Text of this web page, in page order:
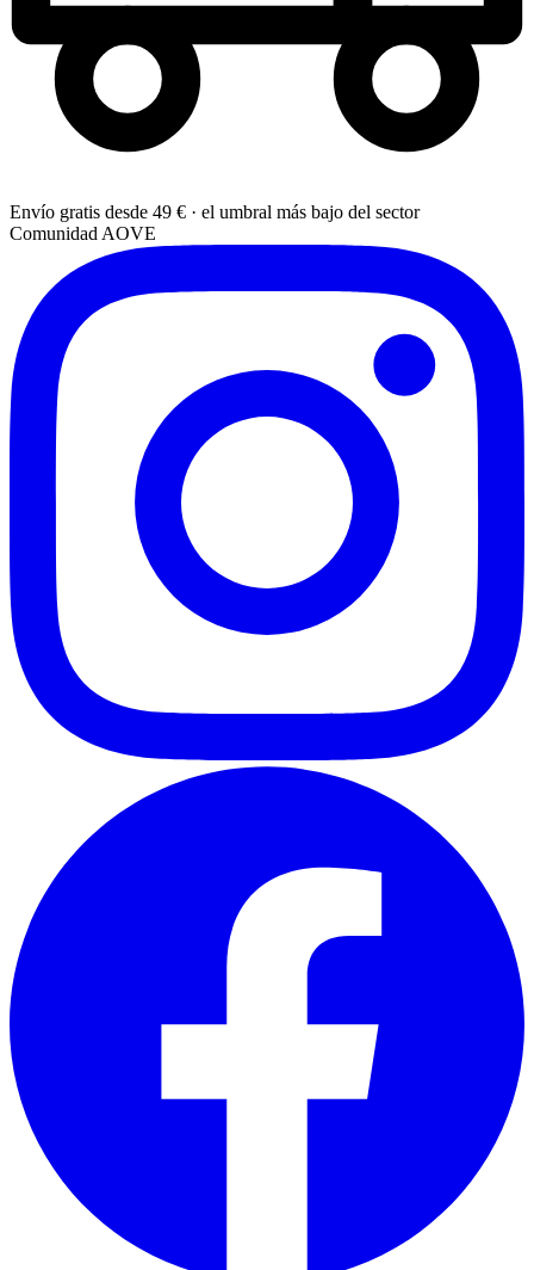
Envío gratis desde 49 € · el umbral más bajo del sector
Comunidad AOVE